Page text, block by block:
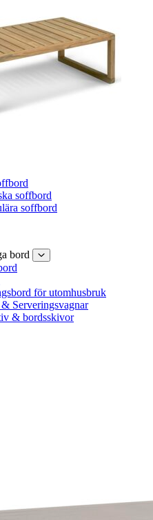
soffbord
soffbord
bord
för utomhusbruk
Serveringsvagnar
& bordsskivor